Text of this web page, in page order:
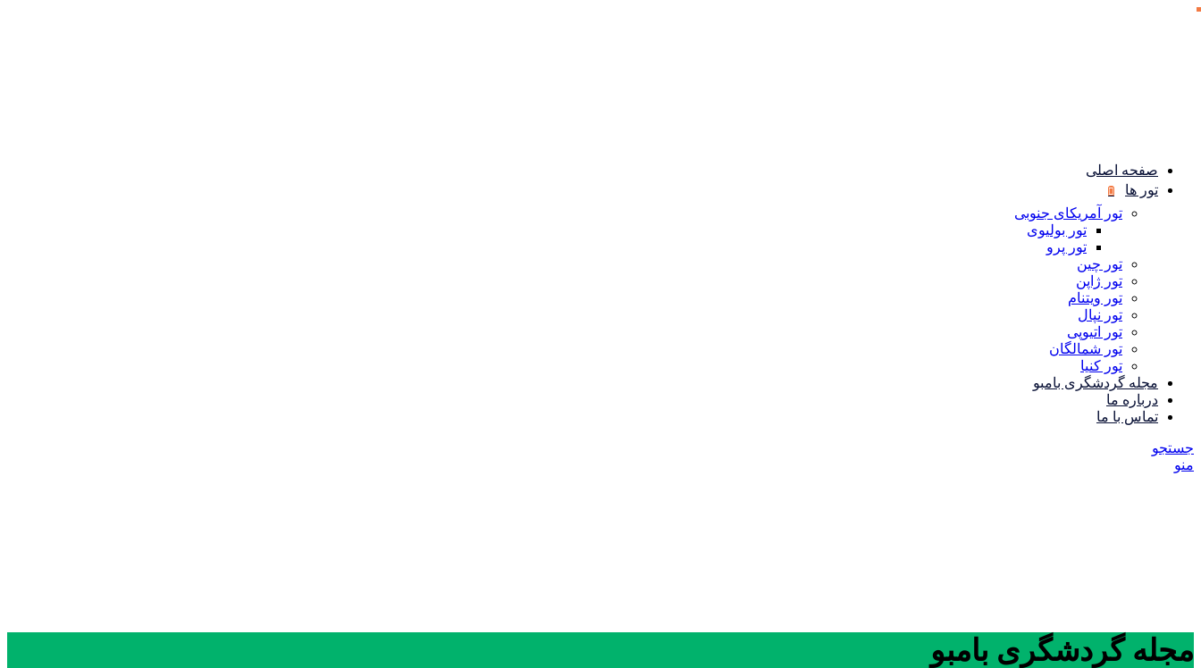
صفحه اصلی
تور ها
تور آمریکای جنوبی
تور بولیوی
تور پرو
تور چین
تور ژاپن
تور ویتنام
تور نپال
تور اتیوپی
تور شمالگان
تور کنیا
مجله گردشگری بامبو
درباره ما
تماس با ما
جستجو
منو
مجله گردشگری بامبو